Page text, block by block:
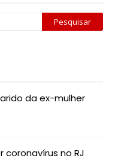
da ex-mulher
coronavírus no RJ